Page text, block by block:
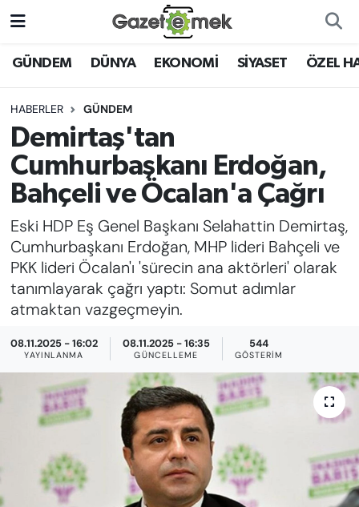
GÜNDEM DÜNYA EKONOMİ SİYASET ÖZEL
HABERLER GÜNDEM
Demirtaş'tan
Cumhurbaşkanı Erdoğan,
Bahçeli ve Öcalan'a Çağrı
Eski HDP Eş Genel Başkanı Selahattin Demirtaş,
Cumhurbaşkanı Erdoğan, MHP lideri Bahçeli ve
PKK lideri Öcalan'ı 'sürecin ana aktörleri' olarak
tanımlayarak çağrı yaptı: Somut adımlar
atmaktan vazgeçmeyin.
08.11.2025 - 16:02
YAYINLANMA
08.11.2025 - 16:35
GÜNCELLEME
544
GÖSTERIM
DÜNYA
EKONOMİ
EMEK HABERLERİ
YENİ MEDYADA EMEK
GAZETECİLİĞİNİ GELİŞTİRMEK
FAYDALI BİLGİLER
GÜNDEM
SAĞLIK
KÜLTÜR-SANAT
Nöbetçi Eczaneler
Hava Durumu
İstanbul Namaz Vakitleri
Trafik Durumu
Süper Lig Puan Durumu ve Fikstür
Tüm Manşetler
Son Dakika Haberleri
Haber Arşivi